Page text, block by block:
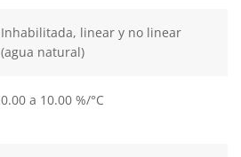
Inhabilitada, linear y no linear
(agua natural)
0.00 a 10.00 %/°C